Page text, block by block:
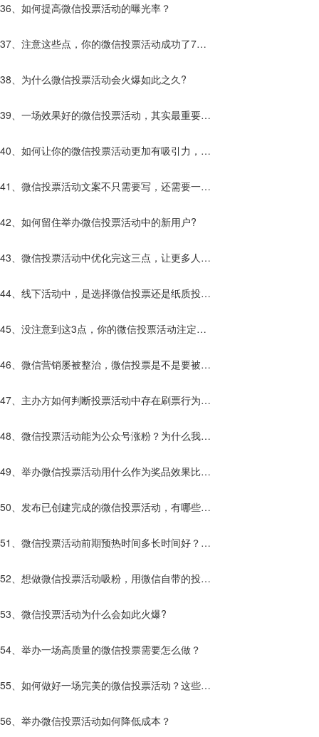
36、如何提高微信投票活动的曝光率？
37、注意这些点，你的微信投票活动成功了7
0%！
38、为什么微信投票活动会火爆如此之久?
39、一场效果好的微信投票活动，其实最重要的
原因的是它。
40、如何让你的微信投票活动更加有吸引力，让
更多的人参加活动！
41、微信投票活动文案不只需要写，还需要一些
助力策列，才能让活动更加完美！
42、如何留住举办微信投票活动中的新用户?
43、微信投票活动中优化完这三点，让更多人参
与活动！
44、线下活动中，是选择微信投票还是纸质投票
呢？那种更好？
45、没注意到这3点，你的微信投票活动注定效
果不好！
46、微信营销屡被整治，微信投票是不是要被禁
止使用了？
47、主办方如何判断投票活动中存在刷票行为？
发现刷票行为该怎么办？
48、微信投票活动能为公众号涨粉？为什么我的
不行？
49、举办微信投票活动用什么作为奖品效果比较
好呢？
50、发布已创建完成的微信投票活动，有哪些方
51、微信投票活动前期预热时间多长时间好？预
热还要做什么？
52、想做微信投票活动吸粉，用微信自带的投票
平台好还是第三方的投票平台好？
53、微信投票活动为什么会如此火爆?
54、举办一场高质量的微信投票需要怎么做？
55、如何做好一场完美的微信投票活动？这些你
应该知道！
56、举办微信投票活动如何降低成本？